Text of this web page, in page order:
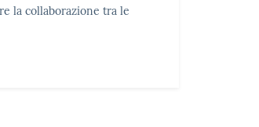
la collaborazione tra le